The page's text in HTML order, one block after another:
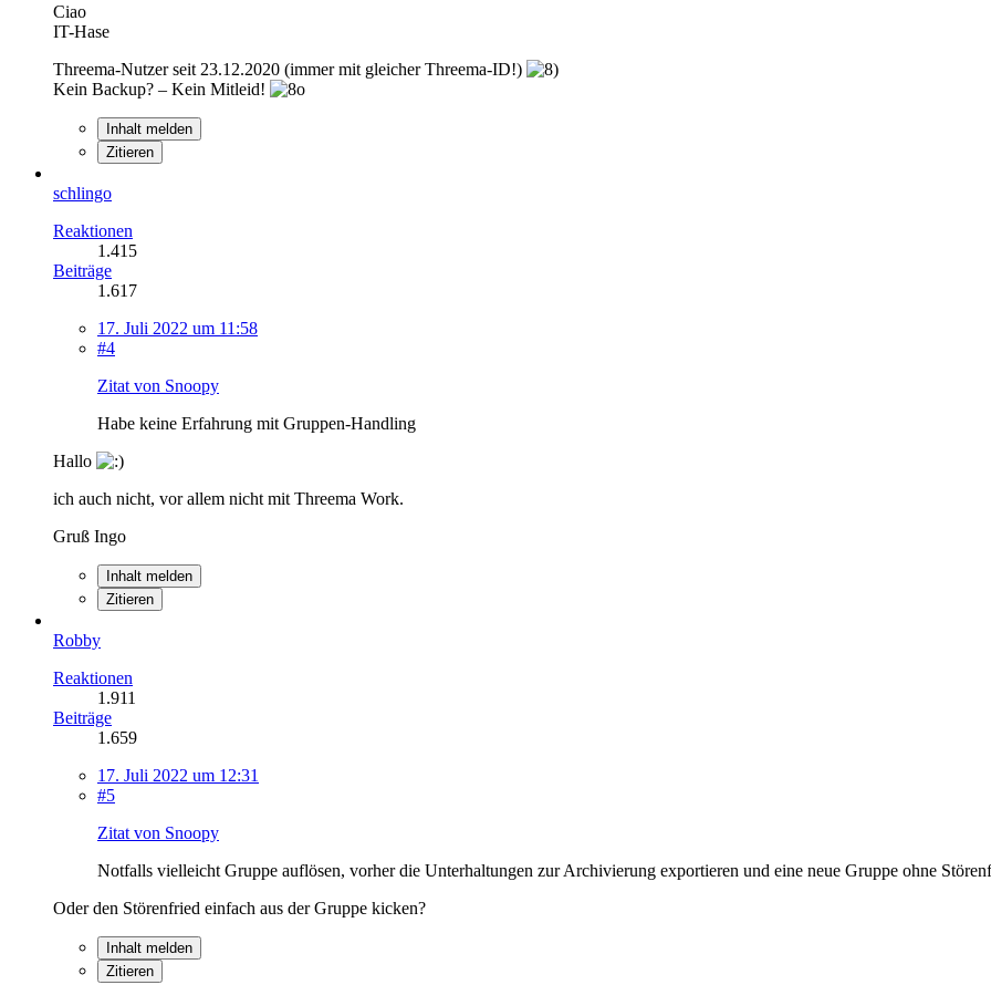
Ciao
IT-Hase
Threema-Nutzer seit 23.12.2020 (immer mit gleicher Threema-ID!)
Kein Backup? – Kein Mitleid!
Inhalt melden
Zitieren
schlingo
Reaktionen
1.415
Beiträge
1.617
17. Juli 2022 um 11:58
#4
Zitat von Snoopy
Habe keine Erfahrung mit Gruppen-Handling
Hallo
ich auch nicht, vor allem nicht mit Threema Work.
Gruß Ingo
Inhalt melden
Zitieren
Robby
Reaktionen
1.911
Beiträge
1.659
17. Juli 2022 um 12:31
#5
Zitat von Snoopy
Notfalls vielleicht Gruppe auflösen, vorher die Unterhaltungen zur Archivierung exportieren und eine neue Gruppe ohne
Oder den Störenfried einfach aus der Gruppe kicken?
Inhalt melden
Zitieren